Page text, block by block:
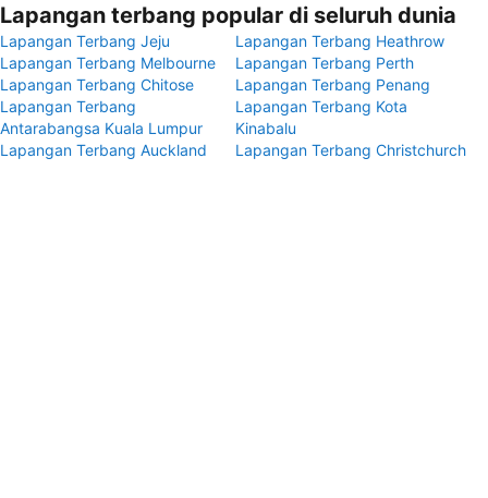
Lapangan terbang popular di seluruh dunia
Lapangan Terbang Jeju
Lapangan Terbang Heathrow
Lapangan Terbang Melbourne
Lapangan Terbang Perth
Lapangan Terbang Chitose
Lapangan Terbang Penang
Lapangan Terbang
Antarabangsa Kuala Lumpur
Lapangan Terbang Kota
Kinabalu
Lapangan Terbang Auckland
Lapangan Terbang Christchurch